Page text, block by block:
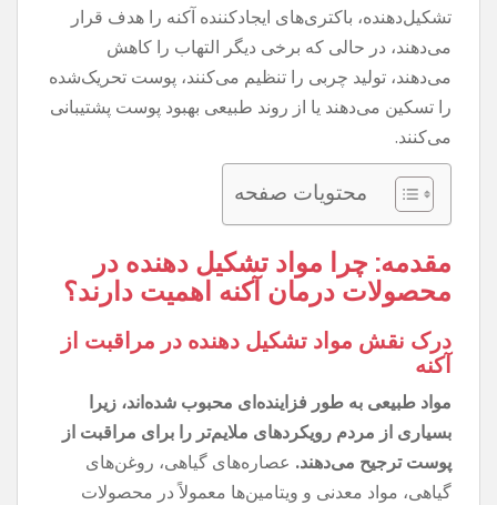
تشکیل‌دهنده، باکتری‌های ایجادکننده آکنه را هدف قرار
می‌دهند، در حالی که برخی دیگر التهاب را کاهش
می‌دهند، تولید چربی را تنظیم می‌کنند، پوست تحریک‌شده
را تسکین می‌دهند یا از روند طبیعی بهبود پوست پشتیبانی
می‌کنند.
محتویات صفحه
مقدمه: چرا مواد تشکیل دهنده در
محصولات درمان آکنه اهمیت دارند؟
درک نقش مواد تشکیل دهنده در مراقبت از
آکنه
مواد طبیعی به طور فزاینده‌ای محبوب شده‌اند، زیرا
بسیاری از مردم رویکردهای ملایم‌تر را برای مراقبت از
پوست ترجیح می‌دهند. عصاره‌های گیاهی، روغن‌های
گیاهی، مواد معدنی و ویتامین‌ها معمولاً در محصولات